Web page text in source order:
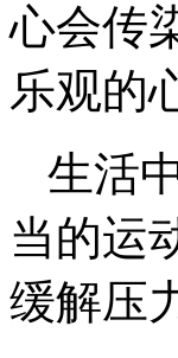
心会传
乐观的
生活
当的运
缓解压